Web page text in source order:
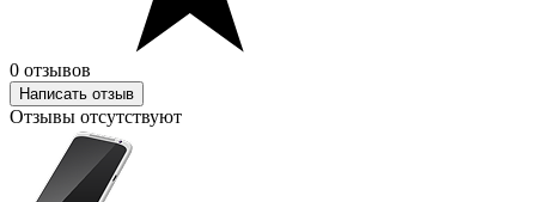
0 отзывов
Написать отзыв
Отзывы отсутствуют